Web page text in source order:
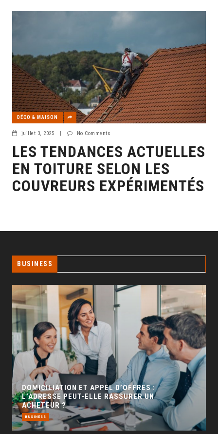
DÉCO & MAISON
juillet 3, 2025 | No Comments
LES TENDANCES ACTUELLES
EN TOITURE SELON LES
COUVREURS EXPÉRIMENTÉS
BUSINESS
GÉO SEO : UN LEVIER INCONTOURNABLE POUR
LA VISIBILITÉ LOCALE
BUSINESS